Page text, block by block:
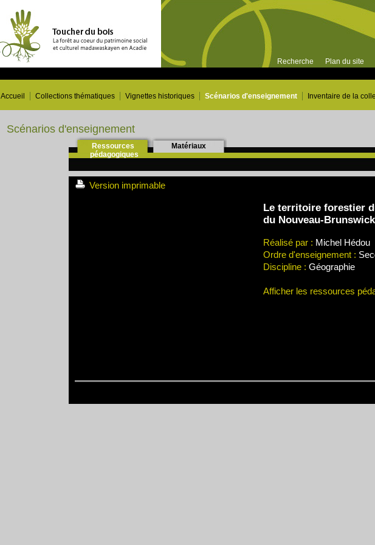
Recherche Plan du site
Accueil Collections thématiques Vignettes historiques Scénarios d'enseignement Inventaire de la
Scénarios d'enseignement
Ressources
pédagogiques
Matériaux
Version imprimable
Le territoire forestier
du Nouveau-Brunswick
Réalisé par : Michel Hédou
Ordre d'enseignement :
Discipline : Géographie
Afficher les ressources